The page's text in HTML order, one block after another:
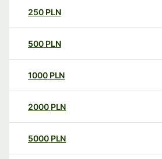
250 PLN
500 PLN
1000 PLN
2000 PLN
5000 PLN